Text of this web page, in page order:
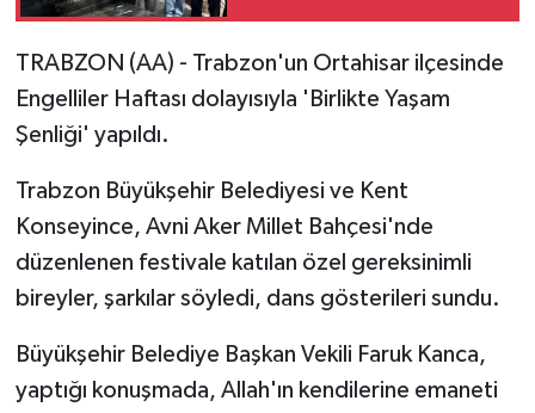
TRABZON (AA) - Trabzon'un Ortahisar ilçesinde
Engelliler Haftası dolayısıyla 'Birlikte Yaşam
Şenliği' yapıldı.
Trabzon Büyükşehir Belediyesi ve Kent
Konseyince, Avni Aker Millet Bahçesi'nde
düzenlenen festivale katılan özel gereksinimli
bireyler, şarkılar söyledi, dans gösterileri sundu.
Büyükşehir Belediye Başkan Vekili Faruk Kanca,
yaptığı konuşmada, Allah'ın kendilerine emaneti